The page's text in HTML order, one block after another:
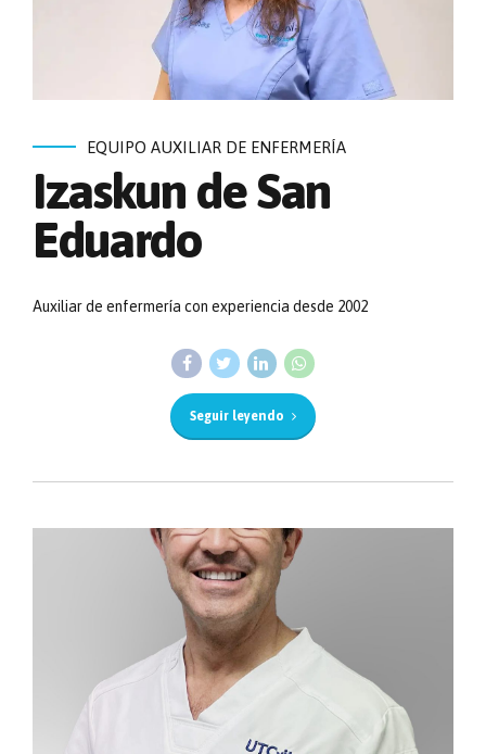
EQUIPO AUXILIAR DE ENFERMERÍA
Izaskun de San
Eduardo
Auxiliar de enfermería con experiencia desde 2002
Seguir leyendo